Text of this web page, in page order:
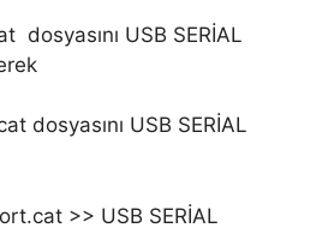
dosyasını USB SERİAL
dosyasını USB SERİAL
>> USB SERİAL